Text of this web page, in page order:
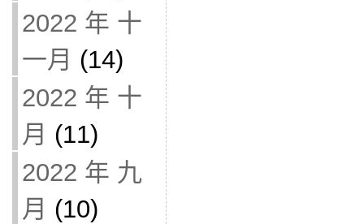
2022 年 十
一月 (14)
2022 年 十
月 (11)
2022 年 九
月 (10)